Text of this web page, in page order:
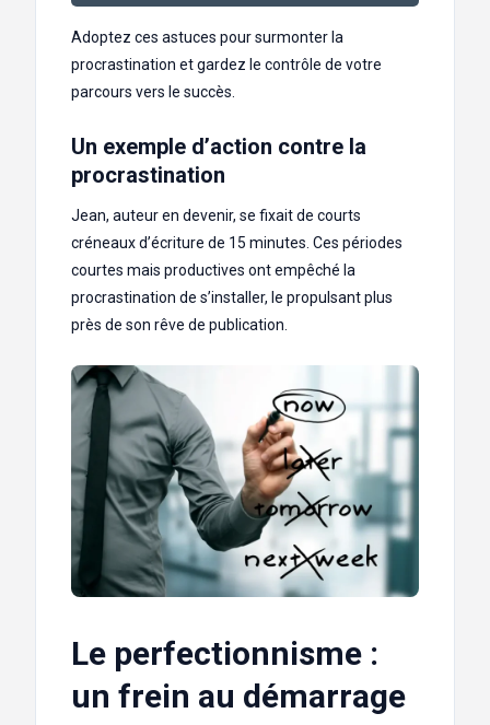
Adoptez ces astuces pour surmonter la
procrastination et gardez le contrôle de votre
parcours vers le succès.
Un exemple d’action contre la
procrastination
Jean, auteur en devenir, se fixait de courts
créneaux d’écriture de 15 minutes. Ces périodes
courtes mais productives ont empêché la
procrastination de s’installer, le propulsant plus
près de son rêve de publication.
Le perfectionnisme :
un frein au démarrage